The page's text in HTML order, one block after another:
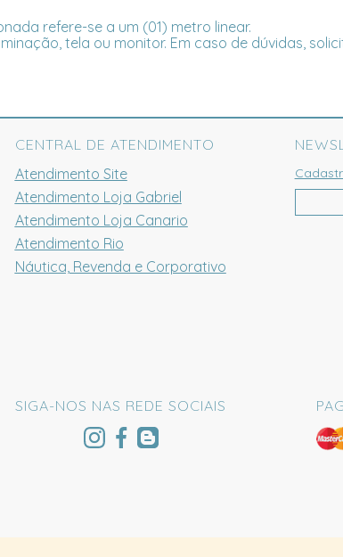
refere-se a um (01) metro linear.
tela ou monitor. Em caso de dúvidas,
CENTRAL DE ATENDIMENTO
Atendimento Site
Atendimento Loja Gabriel
Atendimento Loja Canario
Atendimento Rio
Náutica, Revenda e Corporativo
SIGA-NOS NAS REDE SOCIAIS